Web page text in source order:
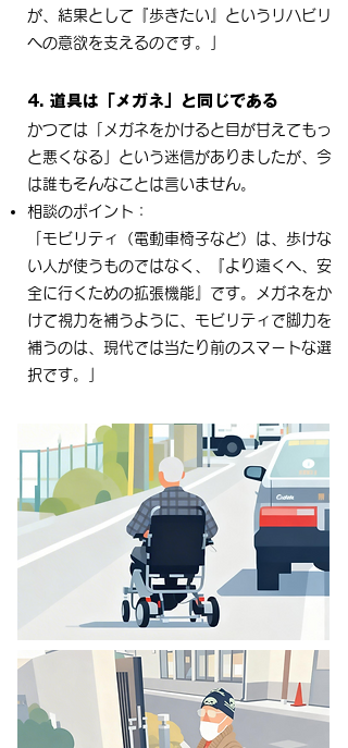
が、結果として『歩きたい』というリハビリ
への意欲を支えるのです。」
4. 道具は「メガネ」と同じである
かつては「メガネをかけると目が甘えてもっ
と悪くなる」という迷信がありましたが、今
は誰もそんなことは言いません。
相談のポイント：
「モビリティ（電動車椅子など）は、歩けな
い人が使うものではなく、『より遠くへ、安
全に行くための拡張機能』です。メガネをか
けて視力を補うように、モビリティで脚力を
補うのは、現代では当たり前のスマートな選
択です。」